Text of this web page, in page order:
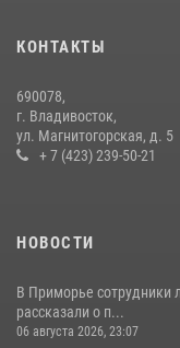
Во Владивостоке
магазинах
22 июля 2026, 23:38
КОНТАКТЫ
690078,
г. Владивосток,
ул. Магнитогорская, д. 5
+ 7 (423) 239-50-21
НОВОСТИ
В Приморье сотрудники
рассказали о п...
06 августа 2026, 23:07